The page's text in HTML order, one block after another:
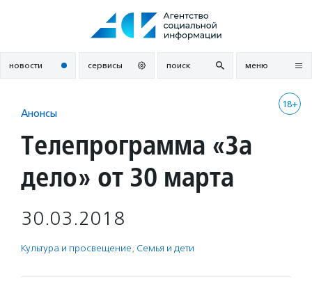
новости сервисы поиск меню
18+
Анонсы
Телепрограмма «За
дело» от 30 марта
30.03.2018
Культура и просвещение, Семья и дети